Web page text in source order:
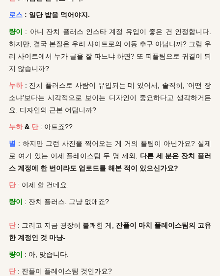
로스 : 일단 밥을 먹어야지.
량이
: 아니 잔치 플러스 인스타 계정 유입이 좋은 건 인정합니다.
하지만, 결국 본질은 우리 사이트로의 이동 추구 아닙니까? 그럼 우
리 사이트에서 누가 글을 잘 파느냐 하면? 또 피플팀으로 귀결이 되
지 않습니까?
누하 : 잔치 플러스로 사람이 유입되는 데 있어서, 솔직히, ‘어떤 장
소냐’보다는 시각적으로 보이는 디자인이 중요하다고 생각하거든
요. 디자인의 근본 어딥니까?
누하 & 단: 아트죠??
별 : 하지만 그런 사진을 찍어오는 게 거의 플팀이 아닌가요? 실제
로 여기 있는 이제 플레이스팀 두 명 제외, 다른 세 분은 잔치 플러
스 계정에 한 번이라도 업로드를 해본 적이 있으신가요?
단: 이제 할 건데요.
량이 : 잔치 플러스. 그냥 없애죠?
단: 그리고 지금 굉장히 불쾌한 게, 잔플이 마치 플레이스팀의 고유
한 계정인 것 마냥-
량이 : 아, 맞습니다.
단: 잔플이 플레이스팀 것인가요?